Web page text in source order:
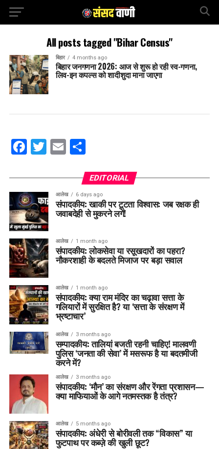
All posts tagged "Bihar Census"
बिहार 4 months ago
बिहार जनगणना 2026: आज से शुरू हो रही स्व-गणना,
लिव-इन कपल्स को शादीशुदा माना जाएगा
Facebook
Twitter
EmailShare
EDITORIAL
आलेख 6 days ago
संपादकीय: खाकी पर टूटता विश्वास: जब रक्षक ही
जवाबदेही से मुकरने लगें!
आलेख 1 month ago
संपादकीय: लोकसेवा या रसूखदारों का पहरा?
नौकरशाही के बदलते मिजाज पर बड़ा सवाल
आलेख 1 month ago
संपादकीय: क्या राम मंदिर का चढ़ावा सत्ता के
गलियारों में सुरक्षित है? या ‘सत्ता के संरक्षण में
भ्रष्टाचार’
आलेख 3 months ago
सम्पादकीय: तालियां बजती रहनी चाहिए! मालवणी
पुलिस ‘जनता की सेवा’ में मसरूफ है या बदतमीजी
करने में?
आलेख 3 months ago
संपादकीय: ‘मौन’ का संरक्षण और रेंगता प्रशासन—
क्या माफियाओं के आगे नतमस्तक है तंत्र?
आलेख 5 months ago
संपादकीय: अंधेरी से बोरीवली तक “विकास” या
फुटपाथ पर कब्ज़े की खुली छूट?